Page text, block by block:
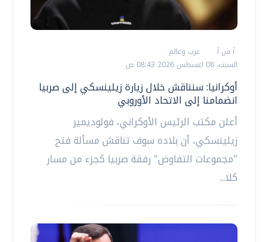
أ ش أ
عرب وعالم
السبت، 08 اغسطس 2026 08:43 ص
أوكرانيا: سنناقش خلال زيارة زيلينسكي إلى صربيا
انضمامنا إلى الاتحاد الأوروبي
أعلن مكتب الرئيس الأوكراني، فولوديمير
زيلينسكي، أن بلاده سوف تناقش مسألة فتح
"مجموعات التفاوض" رفقة صربيا كجزء من مسار
كلا...